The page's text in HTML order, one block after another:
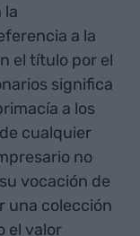
la
a la
el título por el
significa
a los
cualquier
no
vocación de
una colección
el valor